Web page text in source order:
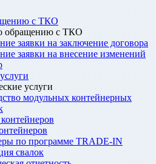
с ТКО
обращению с ТКО
заявки на заключение договора
заявки на внесение изменений
услуги
модульных контейнерных
по программе TRADE-IN
свалок